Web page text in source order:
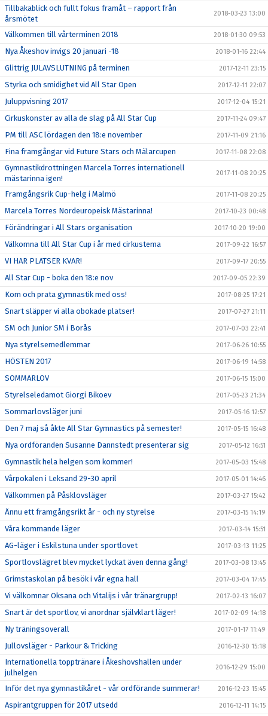
Tillbakablick och fullt fokus framåt – rapport från
årsmötet
2018-03-23 13:00
Välkommen till vårterminen 2018 2018-01-30 09:53
Nya Åkeshov invigs 20 januari -18 2018-01-16 22:44
Glittrig JULAVSLUTNING på terminen 2017-12-11 23:15
Styrka och smidighet vid All Star Open 2017-12-11 22:07
Juluppvisning 2017 2017-12-04 15:21
Cirkuskonster av alla de slag på All Star Cup 2017-11-24 09:47
PM till ASC lördagen den 18:e november 2017-11-09 21:16
Fina framgångar vid Future Stars och Mälarcupen 2017-11-08 22:08
Gymnastikdrottningen Marcela Torres internationell
mästarinna igen!
2017-11-08 20:25
Framgångsrik Cup-helg i Malmö 2017-11-08 20:25
Marcela Torres Nordeuropeisk Mästarinna! 2017-10-23 00:48
Förändringar i All Stars organisation 2017-10-20 19:00
Välkomna till All Star Cup i år med cirkustema 2017-09-22 16:57
VI HAR PLATSER KVAR! 2017-09-17 20:55
All Star Cup - boka den 18:e nov 2017-09-05 22:39
Kom och prata gymnastik med oss! 2017-08-25 17:21
Snart släpper vi alla obokade platser! 2017-07-27 21:11
SM och Junior SM i Borås 2017-07-03 22:41
Nya styrelsemedlemmar 2017-06-26 10:55
HÖSTEN 2017 2017-06-19 14:58
SOMMARLOV 2017-06-15 15:00
Styrelseledamot Giorgi Bikoev 2017-05-23 21:34
Sommarlovsläger juni 2017-05-16 12:57
Den 7 maj så åkte All Star Gymnastics på semester! 2017-05-15 16:48
Nya ordföranden Susanne Dannstedt presenterar sig 2017-05-12 16:51
Gymnastik hela helgen som kommer! 2017-05-03 15:48
Vårpokalen i Leksand 29-30 april 2017-05-01 14:46
Välkommen på Påsklovsläger 2017-03-27 15:42
Ännu ett framgångsrikt år - och ny styrelse 2017-03-15 14:19
Våra kommande läger 2017-03-14 15:51
AG-läger i Eskilstuna under sportlovet 2017-03-13 11:25
Sportlovslägret blev mycket lyckat även denna gång! 2017-03-08 13:45
Grimstaskolan på besök i vår egna hall 2017-03-04 17:45
Vi välkomnar Oksana och Vitalijs i vår tränargrupp! 2017-02-13 16:07
Snart är det sportlov, vi anordnar självklart läger! 2017-02-09 14:18
Ny träningsoverall 2017-01-17 11:49
Jullovsläger - Parkour & Tricking 2016-12-30 15:18
Internationella topptränare i Åkeshovshallen under
julhelgen
2016-12-29 15:00
Inför det nya gymnastikåret - vår ordförande summerar! 2016-12-23 15:45
Aspirantgruppen för 2017 utsedd 2016-12-11 14:15